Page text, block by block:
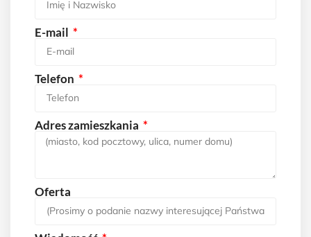
E-mail
Telefon
Adres zamieszkania
Oferta